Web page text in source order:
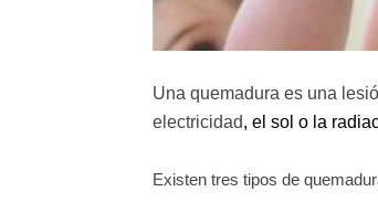
Una quemadura es una
electricidad, el sol o la
Existen tres tipos de